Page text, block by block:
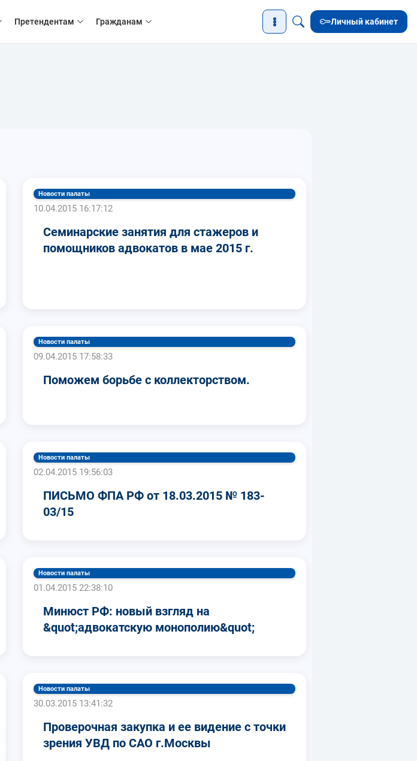
Претендентам Гражданам Личный кабинет
Новости палаты
10.04.2015 16:17:12
Семинарские занятия для стажеров и
помощников адвокатов в мае 2015 г.
Новости палаты
09.04.2015 17:58:33
Поможем борьбе с коллекторством.
Новости палаты
02.04.2015 19:56:03
ПИСЬМО ФПА РФ от 18.03.2015 № 183-
03/15
Новости палаты
01.04.2015 22:38:10
Минюст РФ: новый взгляд на
&quot;адвокатскую монополию&quot;
Новости палаты
30.03.2015 13:41:32
Проверочная закупка и ее видение с точки
зрения УВД по САО г.Москвы